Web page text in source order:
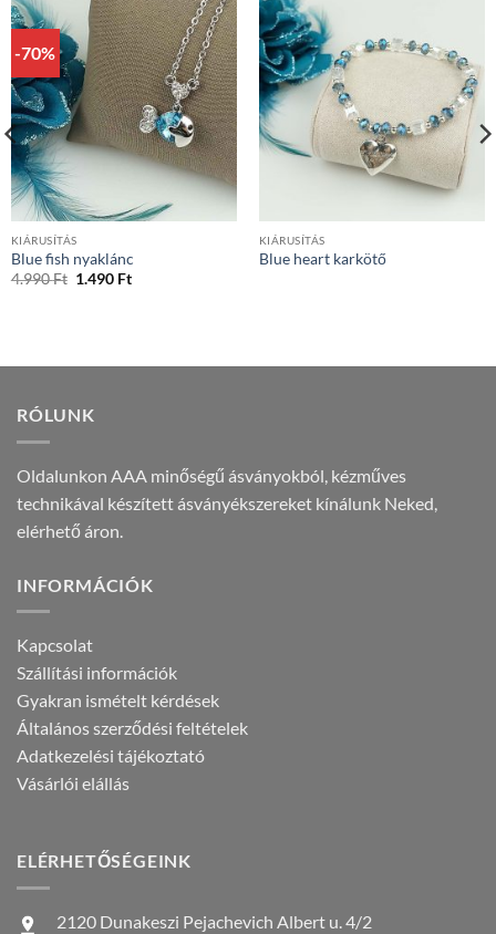
-70%
KIÁRUSÍTÁS
Blue fish nyaklánc
4.990Ft Original
1.490 FtCurrent
KIÁRUSÍTÁS
Blue heart karkötő
RÓLUNK
Oldalunkon AAA minőségű ásványokból, kézműves
technikával készített ásványékszereket kínálunk Neked,
elérhető áron.
INFORMÁCIÓK
Kapcsolat
Szállítási információk
Gyakran ismételt kérdések
Általános szerződési feltételek
Adatkezelési tájékoztató
Vásárlói elállás
ELÉRHETŐSÉGEINK
2120 Dunakeszi Pejachevich Albert u. 4/2